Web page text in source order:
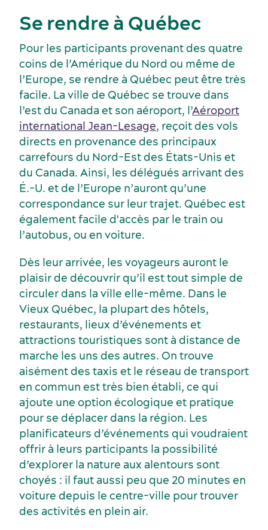
Industries clés
Événements sportifs
Hébergement
Lieux de réception
Se rendre à Québec
Pour les participants provenant des quatre
coins de l’Amérique du Nord ou même de
l’Europe, se rendre à Québec peut être très
facile. La ville de Québec se trouve dans
l’est du Canada et son aéroport, l’Aéroport
international Jean-Lesage, reçoit des vols
directs en provenance des principaux
carrefours du Nord-Est des États-Unis et
du Canada. Ainsi, les délégués arrivant des
É.-U. et de l’Europe n’auront qu’une
correspondance sur leur trajet. Québec est
également facile d'accès par le train ou
l’autobus, ou en voiture.
Dès leur arrivée, les voyageurs auront le
plaisir de découvrir qu’il est tout simple de
circuler dans la ville elle-même. Dans le
Vieux Québec, la plupart des hôtels,
restaurants, lieux d’événements et
attractions touristiques sont à distance de
marche les uns des autres. On trouve
aisément des taxis et le réseau de transport
en commun est très bien établi, ce qui
ajoute une option écologique et pratique
pour se déplacer dans la région. Les
planificateurs d’événements qui voudraient
offrir à leurs participants la possibilité
d’explorer la nature aux alentours sont
choyés : il faut aussi peu que 20 minutes en
voiture depuis le centre-ville pour trouver
des activités en plein air.